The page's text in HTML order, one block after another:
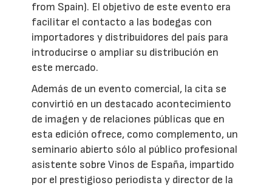
from Spain). El objetivo de este evento era
facilitar el contacto a las bodegas con
importadores y distribuidores del país para
introducirse o ampliar su distribución en
este mercado.
Además de un evento comercial, la cita se
convirtió en un destacado acontecimiento
de imagen y de relaciones públicas que en
esta edición ofrece, como complemento, un
seminario abierto sólo al público profesional
asistente sobre Vinos de España, impartido
por el prestigioso periodista y director de la